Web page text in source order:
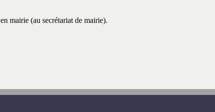
mairie (au secrétariat de mairie).